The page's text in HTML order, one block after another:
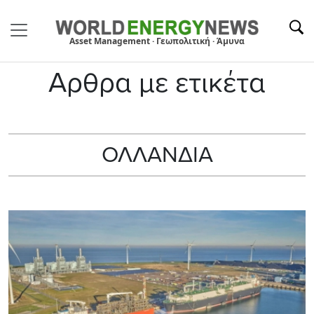
Asset Management · Γεωπολιτική · Άμυνα
Αρθρα με ετικέτα
ΟΛΛΑΝΔΙΑ